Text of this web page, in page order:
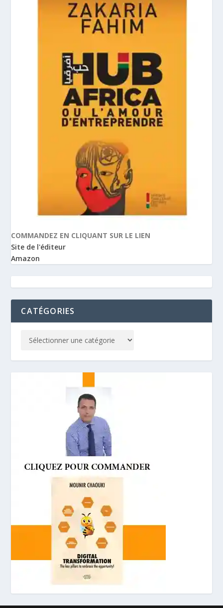
COMMANDEZ EN CLIQUANT SUR LE LIEN
Site de l'éditeur
Amazon
CATÉGORIES